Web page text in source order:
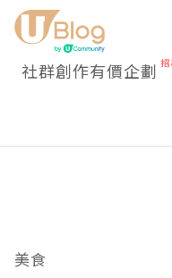
社群創作有價企劃
美食